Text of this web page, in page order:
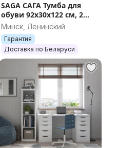
SAGA САГА Тумба для
обуви 92x30x122 см, 2
отделения, белый / ясень
Минск, Ленинский
Гарантия
Доставка по Беларуси